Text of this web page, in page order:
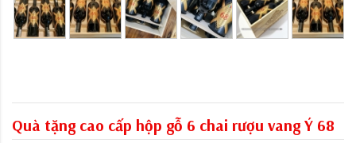
Quà tặng cao cấp hộp gỗ 6 chai rượu vang Ý 68